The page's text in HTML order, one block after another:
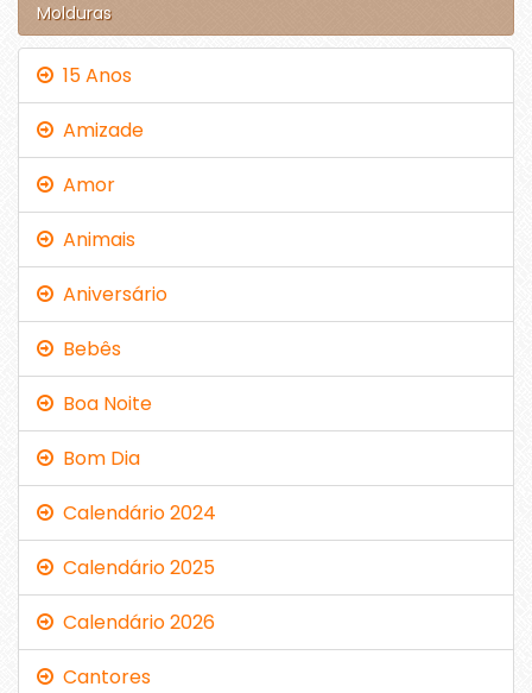
Molduras
15 Anos
Amizade
Amor
Animais
Aniversário
Bebês
Boa Noite
Bom Dia
Calendário 2024
Calendário 2025
Calendário 2026
Cantores